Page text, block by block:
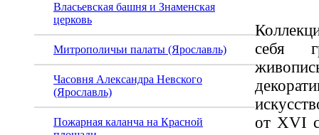
Власьевская башня и Знаменская
церковь
Митрополичьи палаты (Ярославль)
Часовня Александра Невского
(Ярославль)
Пожарная каланча на Красной
себя
от XVI